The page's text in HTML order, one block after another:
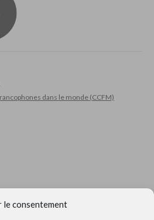
le consentement
dans le monde (CCFM)